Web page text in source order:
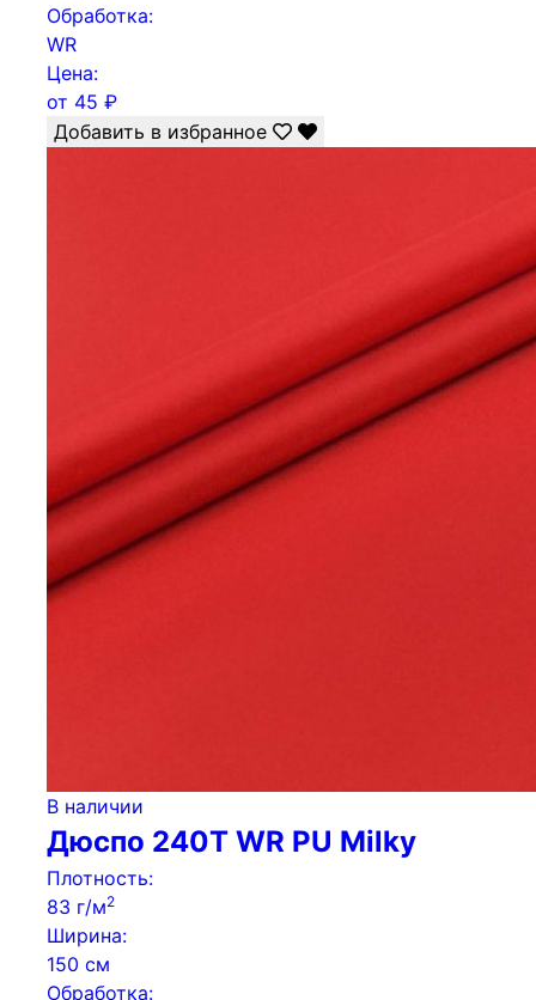
Обработка:
WR
Цена:
от 45 ₽
Добавить в избранное
В наличии
Дюспо 240Т WR PU Milky
Плотность:
83 г/м2
Ширина:
150 см
Обработка: